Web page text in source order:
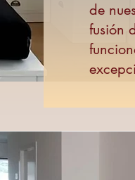
de
fusión